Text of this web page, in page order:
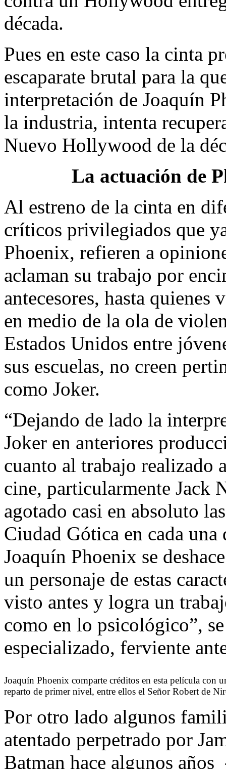
década.
Pues en este caso la cinta
escaparate brutal para la
interpretación de Joaquín
la industria, intenta
Nuevo Hollywood de la
La actuación de
Al estreno de la cinta en
críticos privilegiados que
Phoenix, refieren a
aclaman su trabajo por
antecesores, hasta
en medio de la ola de
Estados Unidos entre
sus escuelas, no creen
como Joker.
“Dejando de lado la
Joker en anteriores
cuanto al trabajo realizado
cine, particularmente Jack
agotado casi en absoluto
Ciudad Gótica en cada
Joaquín Phoenix se
un personaje de estas
visto antes y logra un
como en lo psicológico”,
especializado, ferviente
Joaquín Phoenix comparte créditos en esta película con
reparto de primer nivel, entre ellos el Señor Robert de
Por otro lado algunos
atentado perpetrado por
Batman hace algunos años